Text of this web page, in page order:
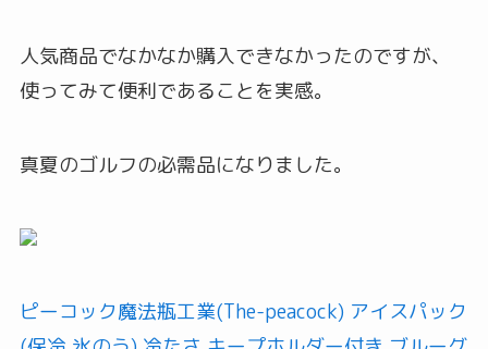
人気商品でなかなか購入できなかったのですが、
使ってみて便利であることを実感。
真夏のゴルフの必需品になりました。
ピーコック魔法瓶工業(The-peacock) アイスパック